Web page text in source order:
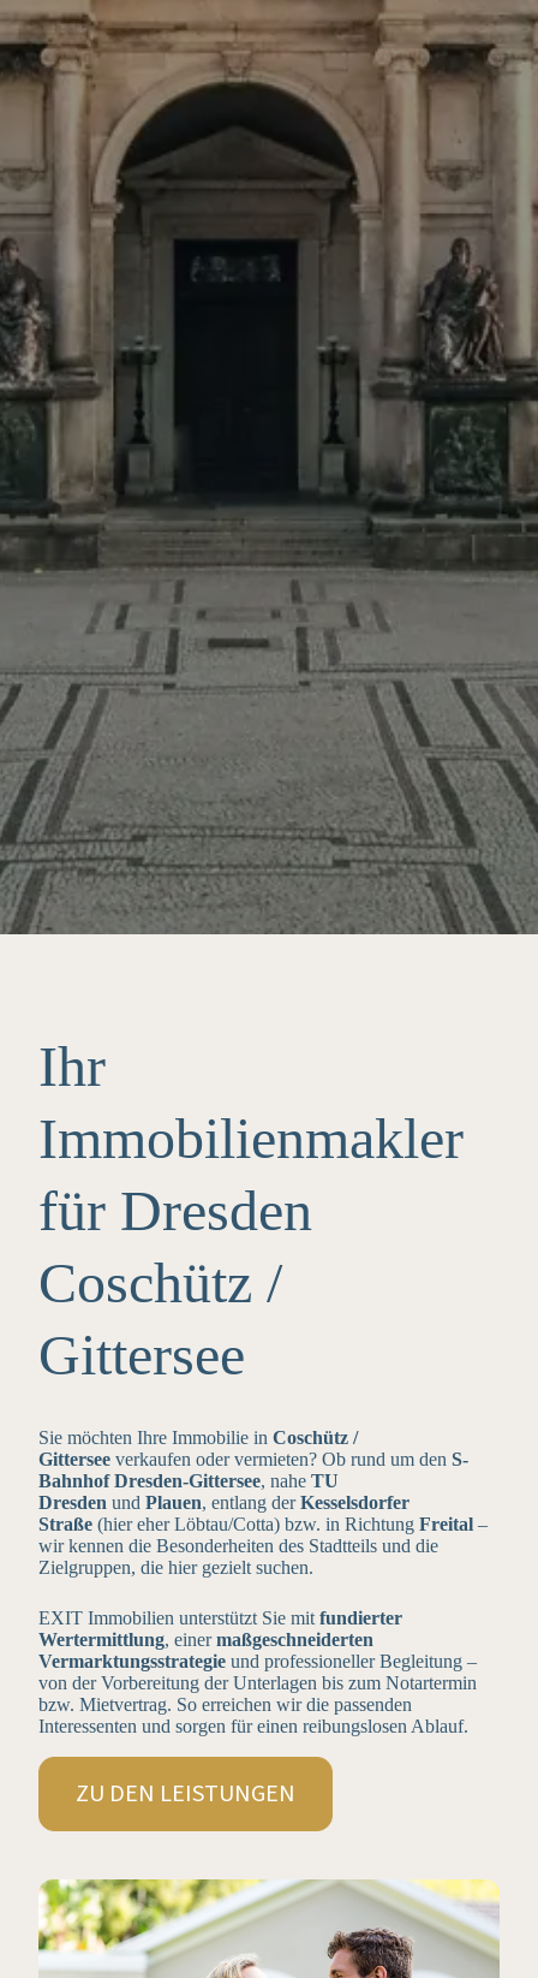
Ihr
Immobilienmakler
für Dresden
Coschütz /
Gittersee
Sie möchten Ihre Immobilie in Coschütz /
Gittersee verkaufen oder vermieten? Ob rund um den S-
Bahnhof Dresden-Gittersee, nahe TU
Dresden und Plauen, entlang derKesselsdorfer
Straße (hier eher Löbtau/Cotta) bzw. in Richtung Freital –
wir kennen die Besonderheiten des Stadtteils und die
Zielgruppen, die hier gezielt suchen.
EXIT Immobilien unterstützt Sie mit fundierter
Wertermittlung, einermaßgeschneiderten
Vermarktungsstrategie und professioneller Begleitung –
von der Vorbereitung der Unterlagen bis zum Notartermin
bzw. Mietvertrag. So erreichen wir die passenden
Interessenten und sorgen für einen reibungslosen Ablauf.
ZU DEN LEISTUNGEN